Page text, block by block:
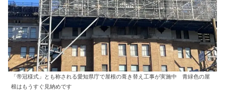
「帝冠様式」とも称される愛知県庁で屋根の葺き替え工事が実施中 青緑色の屋
根はもうすぐ見納めです